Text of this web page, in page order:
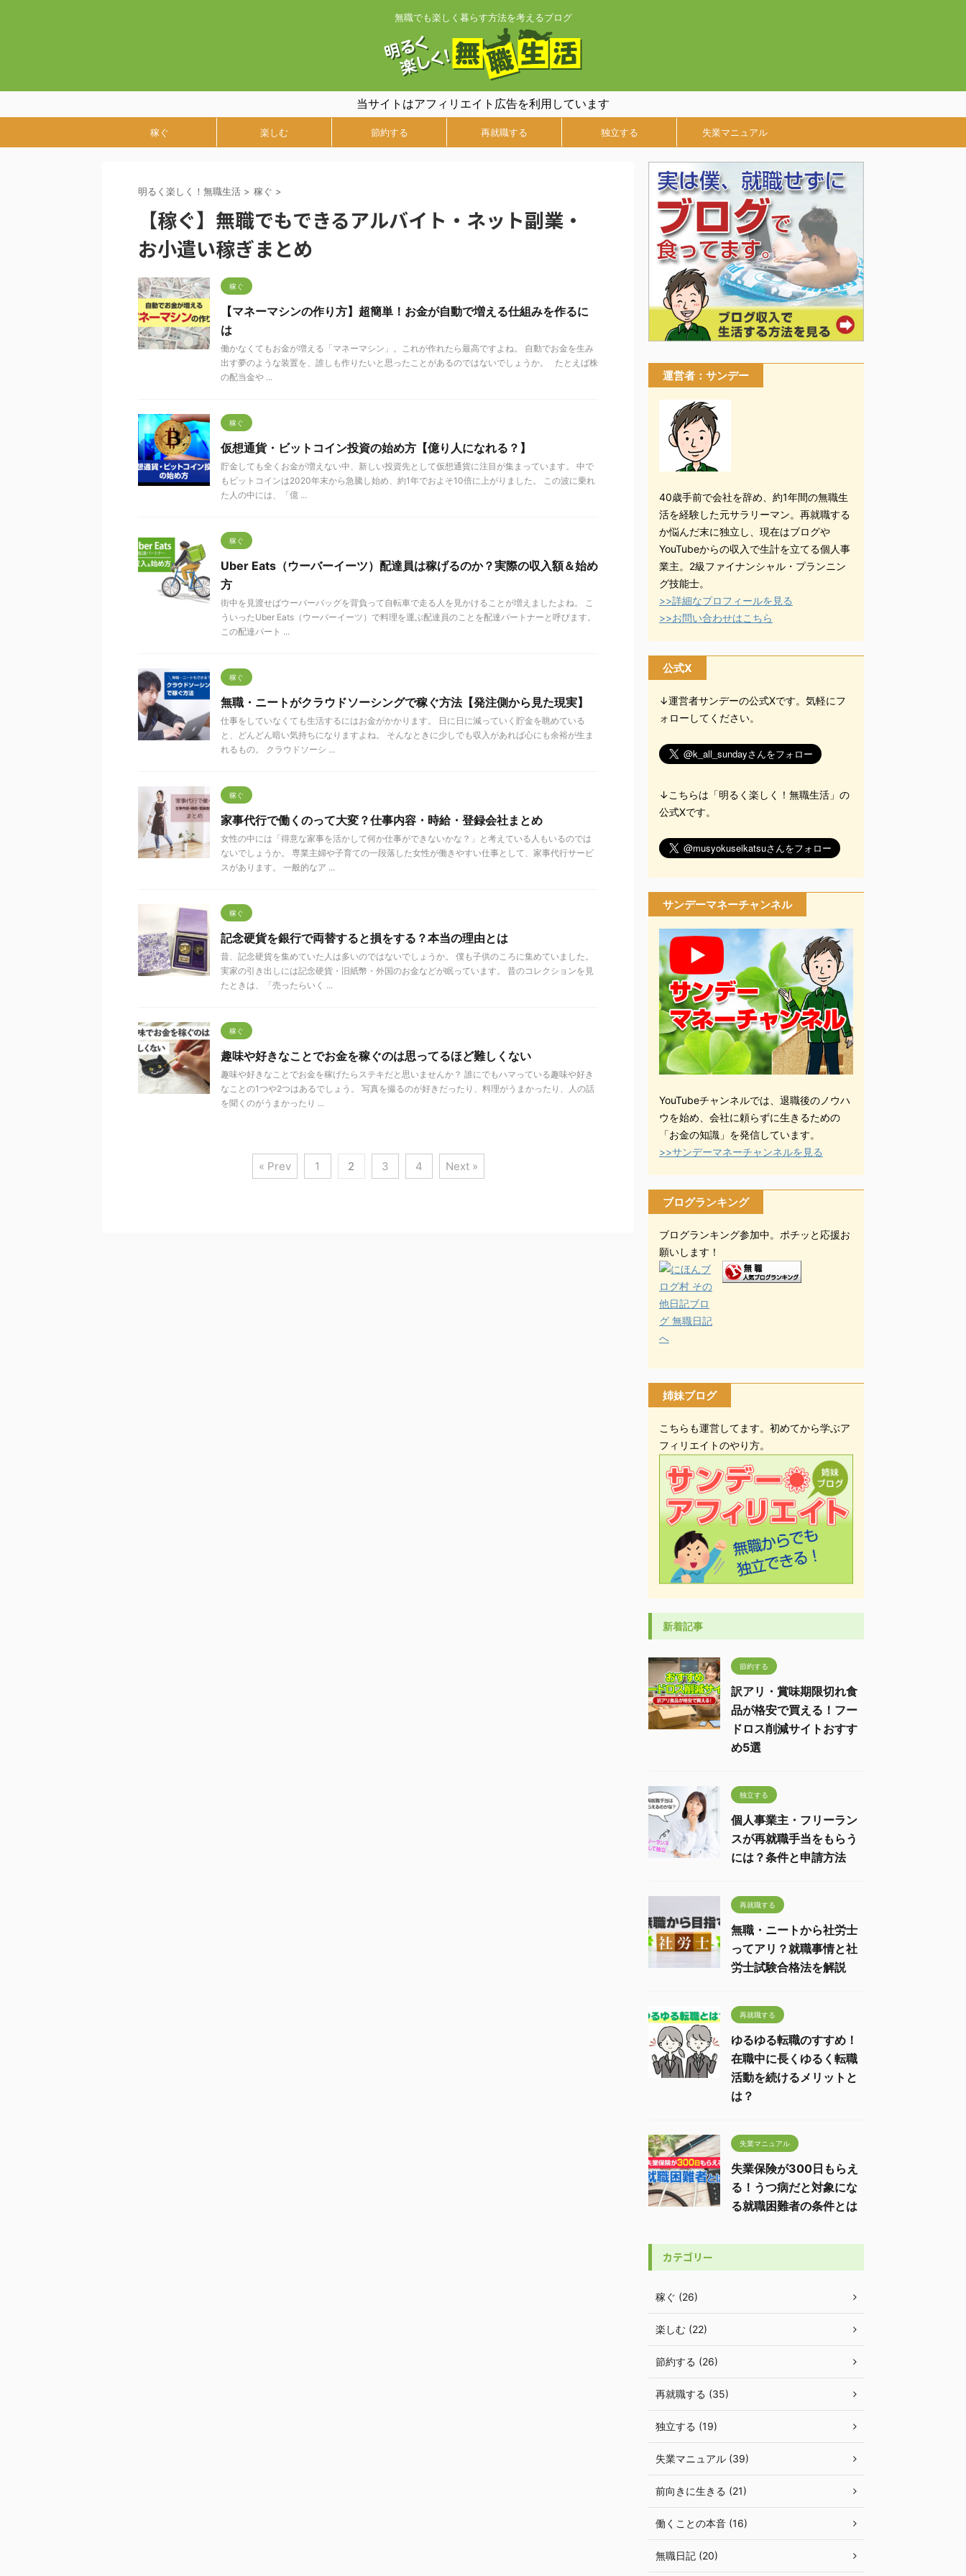
無職でも楽しく暮らす方法を考えるブログ
当サイトはアフィリエイト広告を利用しています
稼ぐ 楽しむ 節約する 再就職する 独立する 失業マニュアル
明るく楽しく！無職生活 > 稼ぐ >
【稼ぐ】無職でもできるアルバイト・ネット副業・
お小遣い稼ぎまとめ
稼ぐ
【マネーマシンの作り方】超簡単！お金が自動で増える仕組みを作るに
は
働かなくてもお金が増える「マネーマシン」。これが作れたら最高ですよね。 自動でお金を生み
出す夢のような装置を、誰しも作りたいと思ったことがあるのではないでしょうか。 たとえば株
の配当金や ...
稼ぐ
仮想通貨・ビットコイン投資の始め方【億り人になれる？】
貯金しても全くお金が増えない中、新しい投資先として仮想通貨に注目が集まっています。 中で
もビットコインは2020年末から急騰し始め、約1年でおよそ10倍に上がりました。 この波に乗れ
た人の中には、「億 ...
稼ぐ
Uber Eats（ウーバーイーツ）配達員は稼げるのか？実際の収入額＆始め
方
街中を見渡せばウーバーバッグを背負って自転車で走る人を見かけることが増えましたよね。 こ
ういったUber Eats（ウーバーイーツ）で料理を運ぶ配達員のことを配達パートナーと呼びます。
この配達パート ...
稼ぐ
無職・ニートがクラウドソーシングで稼ぐ方法【発注側から見た現実】
仕事をしていなくても生活するにはお金がかかります。 日に日に減っていく貯金を眺めている
と、どんどん暗い気持ちになりますよね。 そんなときに少しでも収入があれば心にも余裕が生ま
れるもの。 クラウドソーシ ...
稼ぐ
家事代行で働くのって大変？仕事内容・時給・登録会社まとめ
女性の中には「得意な家事を活かして何か仕事ができないかな？」と考えている人もいるのでは
ないでしょうか。 専業主婦や子育ての一段落した女性が働きやすい仕事として、家事代行サービ
スがあります。 一般的なア ...
稼ぐ
記念硬貨を銀行で両替すると損をする？本当の理由とは
昔、記念硬貨を集めていた人は多いのではないでしょうか。 僕も子供のころに集めていました。
実家の引き出しには記念硬貨・旧紙幣・外国のお金などが眠っています。 昔のコレクションを見
たときは、「売ったらいく ...
稼ぐ
趣味や好きなことでお金を稼ぐのは思ってるほど難しくない
趣味や好きなことでお金を稼げたらステキだと思いませんか？ 誰にでもハマっている趣味や好き
なことの1つや2つはあるでしょう。 写真を撮るのが好きだったり、料理がうまかったり、人の話
を聞くのがうまかったり ...
« Prev 1 2 3 4 Next »
運営者：サンデー
40歳手前で会社を辞め、約1年間の無職生
活を経験した元サラリーマン。再就職する
か悩んだ末に独立し、現在はブログや
YouTubeからの収入で生計を立てる個人事
業主。2級ファイナンシャル・プランニン
グ技能士。
>>詳細なプロフィールを見る
>>お問い合わせはこちら
公式X
↓運営者サンデーの公式Xです。気軽にフ
ォローしてください。
↓こちらは「明るく楽しく！無職生活」の
公式Xです。
サンデーマネーチャンネル
YouTubeチャンネルでは、退職後のノウハ
ウを始め、会社に頼らずに生きるための
「お金の知識」を発信しています。
>>サンデーマネーチャンネルを見る
ブログランキング
ブログランキング参加中。ポチッと応援お
願いします！
姉妹ブログ
こちらも運営してます。初めてから学ぶア
フィリエイトのやり方。
新着記事
節約する
訳アリ・賞味期限切れ食
品が格安で買える！フー
ドロス削減サイトおすす
め5選
独立する
個人事業主・フリーラン
スが再就職手当をもらう
には？条件と申請方法
再就職する
無職・ニートから社労士
ってアリ？就職事情と社
労士試験合格法を解説
再就職する
ゆるゆる転職のすすめ！
在職中に長くゆるく転職
活動を続けるメリットと
は？
失業マニュアル
失業保険が300日もらえ
る！うつ病だと対象にな
る就職困難者の条件とは
カテゴリー
稼ぐ (26)
楽しむ (22)
節約する (26)
再就職する (35)
独立する (19)
失業マニュアル (39)
前向きに生きる (21)
働くことの本音 (16)
無職日記 (20)